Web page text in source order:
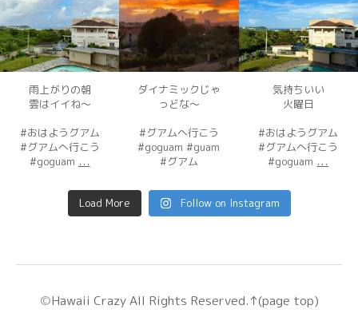
12月 3
雨上がりの朝
雲はイイね〜
#おはようグアム
#グアムへ行こう
#goguam ...
12月 3
ダイナミックじゃ
っどな〜
#グアムへ行こう
#goguam #guam
#グアム
12月 2
気持ちいい
火曜日
#おはようグアム
#グアムへ行こう
#goguam ...
Load More Follow on Instagram
©Hawaii CrazyAll Rights Reserved.↑(page top)